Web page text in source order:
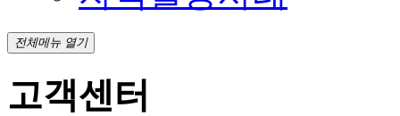
전체메뉴 열기
고객센터